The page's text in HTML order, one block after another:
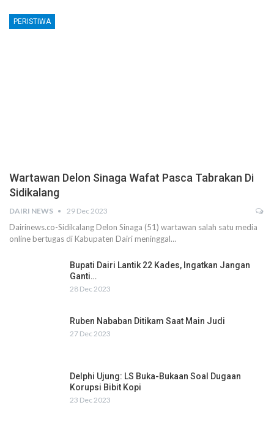
PERISTIWA
Wartawan Delon Sinaga Wafat Pasca Tabrakan Di
Sidikalang
DAIRI NEWS 29 Dec 2023
Dairinews.co-Sidikalang Delon Sinaga (51) wartawan salah satu media
online bertugas di Kabupaten Dairi meninggal…
Bupati Dairi Lantik 22 Kades, Ingatkan Jangan
Ganti…
28 Dec 2023
Ruben Nababan Ditikam Saat Main Judi
27 Dec 2023
Delphi Ujung: LS Buka-Bukaan Soal Dugaan
Korupsi Bibit Kopi
23 Dec 2023